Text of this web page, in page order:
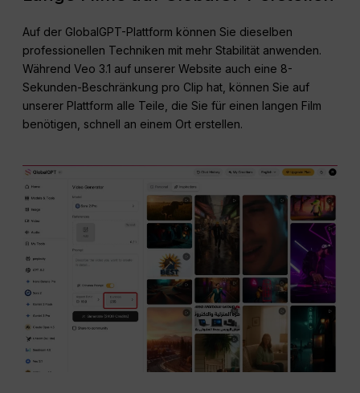
Auf der GlobalGPT-Plattform können Sie dieselben
professionellen Techniken mit mehr Stabilität anwenden.
Während Veo 3.1 auf unserer Website auch eine 8-
Sekunden-Beschränkung pro Clip hat, können Sie auf
unserer Plattform alle Teile, die Sie für einen langen Film
benötigen, schnell an einem Ort erstellen.